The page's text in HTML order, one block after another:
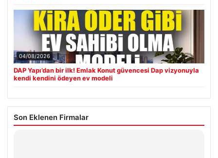
04/08/2026
DAP Yapı’dan bir ilk! Emlak Konut güvencesi Dap vizyonuyla
kendi kendini ödeyen ev modeli
Son Eklenen Firmalar